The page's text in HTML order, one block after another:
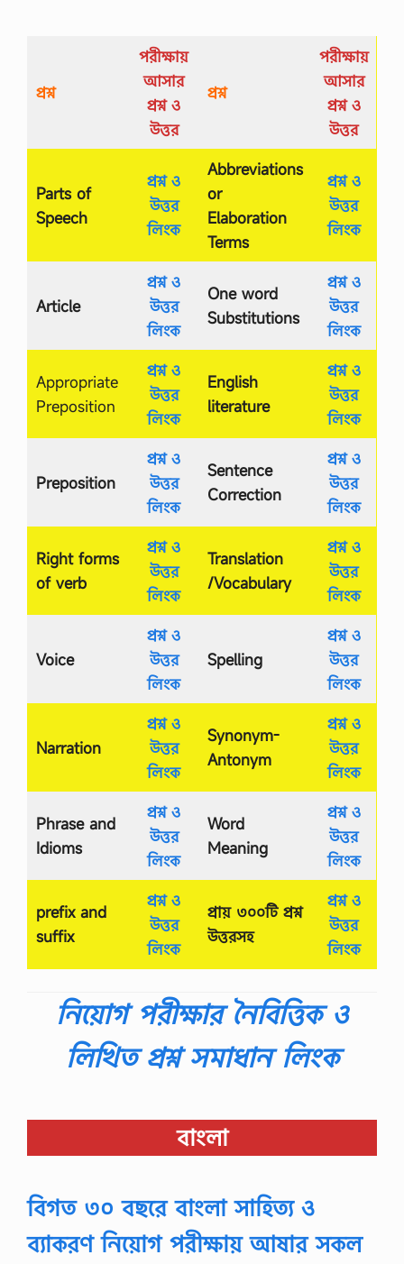
প্রশ্ন
পরীক্ষায়
আসার
প্রশ্ন ও
উত্তর
প্রশ্ন
পরীক্ষায়
আসার
প্রশ্ন ও
উত্তর
Parts of
Speech
প্রশ্ন ও
উত্তর
লিংক
Abbreviations
or
Elaboration
Terms
প্রশ্ন ও
উত্তর
লিংক
Article
প্রশ্ন ও
উত্তর
লিংক
One word
Substitutions
প্রশ্ন ও
উত্তর
লিংক
Appropriate
Preposition
প্রশ্ন ও
উত্তর
লিংক
English
literature
প্রশ্ন ও
উত্তর
লিংক
Preposition
প্রশ্ন ও
উত্তর
লিংক
Sentence
Correction
প্রশ্ন ও
উত্তর
লিংক
Right forms
of verb
প্রশ্ন ও
উত্তর
লিংক
Translation
/Vocabulary
প্রশ্ন ও
উত্তর
লিংক
Voice
প্রশ্ন ও
উত্তর
লিংক
Spelling
প্রশ্ন ও
উত্তর
লিংক
Narration
প্রশ্ন ও
উত্তর
লিংক
Synonym-
Antonym
প্রশ্ন ও
উত্তর
লিংক
Phrase and
Idioms
প্রশ্ন ও
উত্তর
লিংক
Word
Meaning
প্রশ্ন ও
উত্তর
লিংক
prefix and
suffix
প্রশ্ন ও
উত্তর
লিংক
প্রায় ৩০০টি প্রশ্ন
উত্তরসহ
প্রশ্ন ও
উত্তর
লিংক
নিয়োগ পরীক্ষার নৈবিত্তিক ও
লিখিত প্রশ্ন সমাধান লিংক
বাংলা
বিগত ৩০ বছরে বাংলা সাহিত্য ও
ব্যাকরণ নিয়োগ পরীক্ষায় আষার সকল